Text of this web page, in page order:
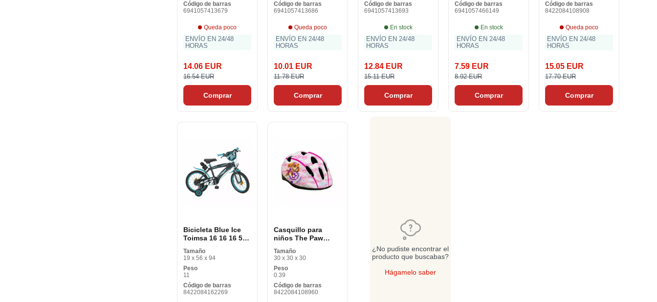
Código de barras
6941057413679
Queda poco
ENVÍO EN 24/48
HORAS
14.06 EUR
16.54 EUR
Comprar
Código de barras
6941057413686
Queda poco
ENVÍO EN 24/48
HORAS
10.01 EUR
11.78 EUR
Comprar
Código de barras
6941057413693
En stock
ENVÍO EN 24/48
HORAS
12.84 EUR
15.11 EUR
Comprar
Código de barras
6941057466149
En stock
ENVÍO EN 24/48
HORAS
7.59 EUR
8.92 EUR
Comprar
Código de barras
8422084108908
Queda poco
ENVÍO EN 24/48
HORAS
15.05 EUR
17.70 EUR
Comprar
Bicicleta Blue Ice
Toimsa 16 16 16 5-8
Tamaño
19 x 56 x 94
Peso
11
Código de barras
8422084162269
Casquillo para
niños The Paw
Tamaño
30 x 30 x 30
Peso
0.39
Código de barras
8422084108960
¿No pudiste encontrar el
producto que buscabas?
Hágamelo saber